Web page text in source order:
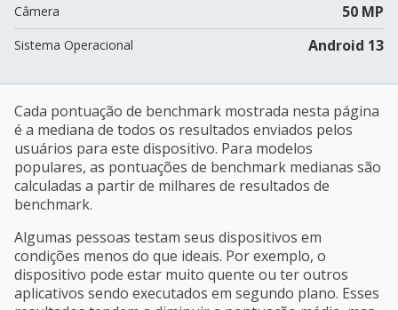
Câmera 50 MP
Sistema Operacional Android 13
Cada pontuação de benchmark mostrada nesta página
é a mediana de todos os resultados enviados pelos
usuários para este dispositivo. Para modelos
populares, as pontuações de benchmark medianas são
calculadas a partir de milhares de resultados de
benchmark.
Algumas pessoas testam seus dispositivos em
condições menos do que ideais. Por exemplo, o
dispositivo pode estar muito quente ou ter outros
aplicativos sendo executados em segundo plano. Esses